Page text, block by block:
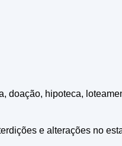
doação, hipoteca,
e alterações no